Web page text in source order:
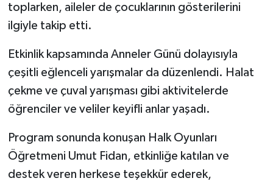
toplarken, aileler de çocuklarının gösterilerini
ilgiyle takip etti.
Etkinlik kapsamında Anneler Günü dolayısıyla
çeşitli eğlenceli yarışmalar da düzenlendi. Halat
çekme ve çuval yarışması gibi aktivitelerde
öğrenciler ve veliler keyifli anlar yaşadı.
Program sonunda konuşan Halk Oyunları
Öğretmeni Umut Fidan, etkinliğe katılan ve
destek veren herkese teşekkür ederek,